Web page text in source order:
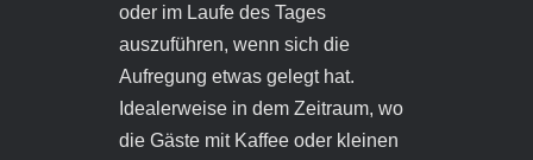
oder im Laufe des Tages
auszuführen, wenn sich die
Aufregung etwas gelegt hat.
Idealerweise in dem Zeitraum, wo
die Gäste mit Kaffee oder kleinen